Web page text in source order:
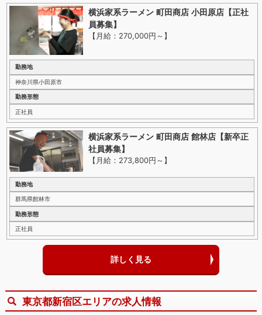
横浜家系ラーメン 町田商店 小田原店【正社
員募集】
【月給：270,000円～ 】
勤務地
神奈川県小田原市
勤務形態
正社員
横浜家系ラーメン 町田商店 館林店【新卒正
社員募集】
【月給：273,800円～ 】
勤務地
群馬県館林市
勤務形態
正社員
詳しく見る
東京都新宿区エリアの求人情報